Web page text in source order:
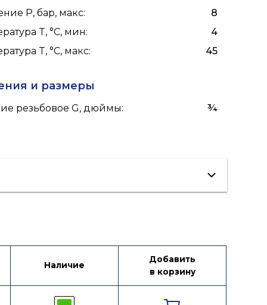
P, бар, макс:
8
T, °C, мин:
4
T, °C, макс: 45
и размеры
резьбовое G, дюймы: ¾
Наличие
Добавить
в корзину